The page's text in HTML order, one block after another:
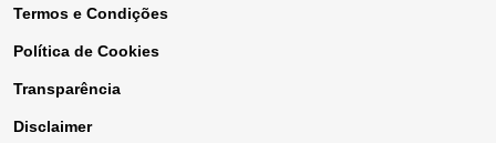
Termos e Condições
Política de Cookies
Transparência
Disclaimer